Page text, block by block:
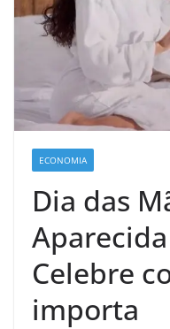
ECONOMIA
Dia das
Celebre
importa